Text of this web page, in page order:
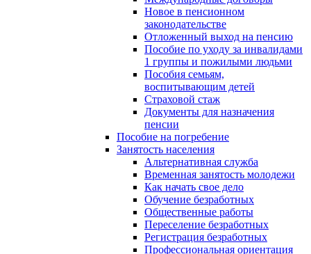
Новое в пенсионном
законодательстве
Отложенный выход на пенсию
Пособие по уходу за инвалидами
1 группы и пожилыми людьми
Пособия семьям,
воспитывающим детей
Страховой стаж
Документы для назначения
пенсии
Пособие на погребение
Занятость населения
Альтернативная служба
Временная занятость молодежи
Как начать свое дело
Обучение безработных
Общественные работы
Переселение безработных
Регистрация безработных
Профессиональная ориентация